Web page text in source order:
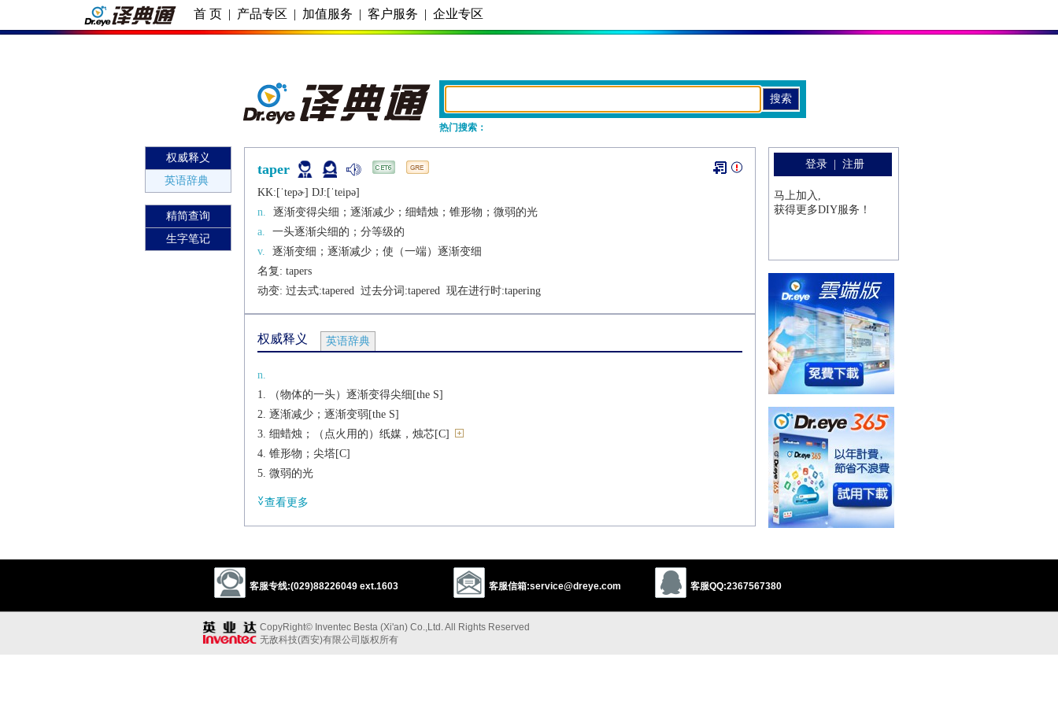
首 页 | 产品专区 | 加值服务 | 客户服务 | 企业专区
热门搜索：
权威释义
英语辞典
精简查询
生字笔记
taper
KK:[ˈtеpɚ] DJ:[ˈtеipǝ]
n.
逐渐变得尖细；逐渐减少；细蜡烛；锥形物；微弱的光
a.
一头逐渐尖细的；分等级的
v.
逐渐变细；逐渐减少；使（一端）逐渐变细
名复: tapers
动变: 过去式:tapered 过去分词:tapered 现在进行时:tapering
权威释义 英语辞典
n.
（物体的一头）逐渐变得尖细[the S]
逐渐减少；逐渐变弱[the S]
细蜡烛；（点火用的）纸媒，烛芯[C]
锥形物；尖塔[C]
微弱的光
逐渐减少，逐渐变弱
vt.
使（一端）逐渐变细，使成锥形[（+off）]
查看更多
客服专线:(029)88226049 ext.1603 客服信箱:service@dreye.com 客服QQ:2367567380
CopyRight© Inventec Besta (Xi'an) Co.,Ltd. All Rights Reserved
无敌科技(西安)有限公司版权所有